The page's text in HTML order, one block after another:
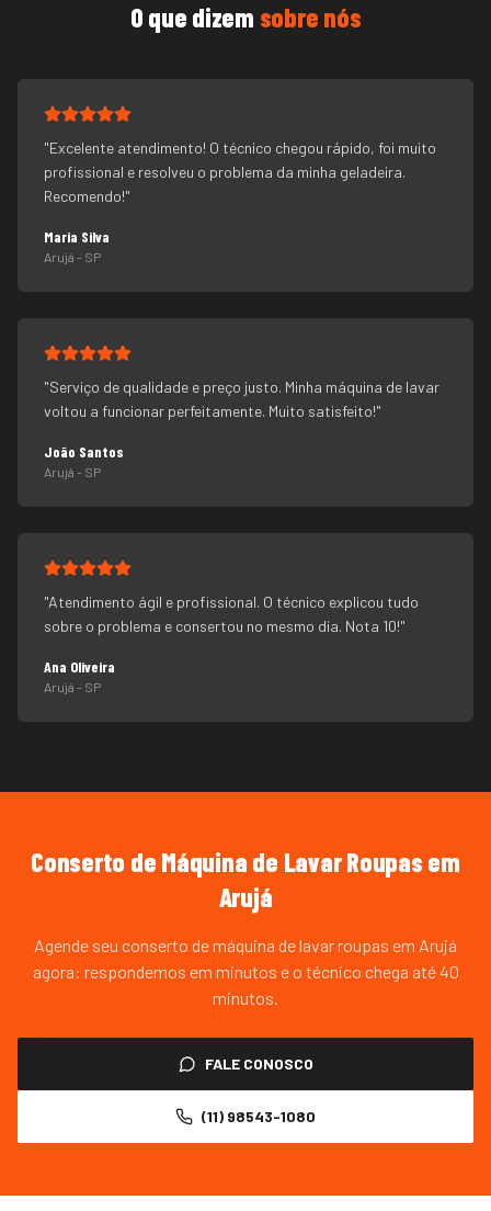
O que dizem sobre nós
"Excelente atendimento! O técnico chegou rápido, foi muito
profissional e resolveu o problema da minha geladeira.
Recomendo!"
Maria Silva
Arujá - SP
"Serviço de qualidade e preço justo. Minha máquina de lavar
voltou a funcionar perfeitamente. Muito satisfeito!"
João Santos
Arujá - SP
"Atendimento ágil e profissional. O técnico explicou tudo
sobre o problema e consertou no mesmo dia. Nota 10!"
Ana Oliveira
Arujá - SP
Conserto de Máquina de Lavar Roupas em
Arujá
Agende seu conserto de máquina de lavar roupas em Arujá
agora: respondemos em minutos e o técnico chega até 40
minutos.
FALE CONOSCO
(11) 98543-1080